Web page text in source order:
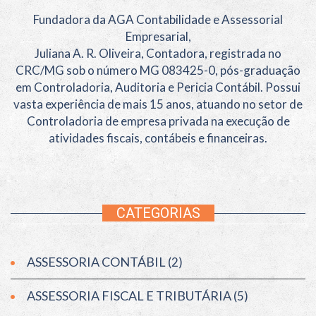
:
Fundadora da AGA Contabilidade e Assessorial
Empresarial,
Juliana A. R. Oliveira, Contadora, registrada no
CRC/MG sob o número MG 083425-0, pós-graduação
em Controladoria, Auditoria e Pericia Contábil. Possui
vasta experiência de mais 15 anos, atuando no setor de
Controladoria de empresa privada na execução de
atividades fiscais, contábeis e financeiras.
CATEGORIAS
ASSESSORIA CONTÁBIL (2)
ASSESSORIA FISCAL E TRIBUTÁRIA(5)